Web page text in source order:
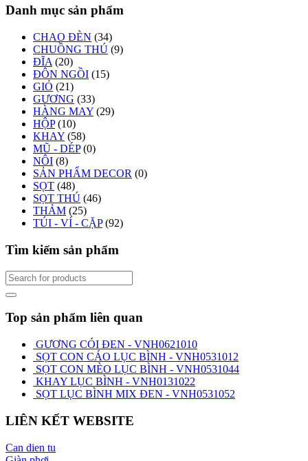
Danh mục sản phẩm
CHAO ĐÈN (34)
CHUỒNG THÚ (9)
ĐĨA (20)
ĐÔN NGỒI (15)
GIỎ (21)
GƯƠNG (33)
HÀNG MAY (29)
HỘP (10)
KHAY (58)
MŨ - DÉP (0)
NÔI (8)
SẢN PHẨM DECOR (0)
SỌT (48)
SỌT THÚ (46)
THẢM (25)
TÚI - VÍ - CẶP (92)
Tìm kiếm sản phẩm
Top sản phẩm liên quan
GƯƠNG CÓI ĐEN - VNH0621010
SỌT CON CÁO LỤC BÌNH - VNH0531012
SỌT CON MÈO LỤC BÌNH - VNH0531044
KHAY LỤC BÌNH - VNH0131022
SỌT LỤC BÌNH MIX ĐEN - VNH0531052
LIÊN KẾT WEBSITE
Can dien tu